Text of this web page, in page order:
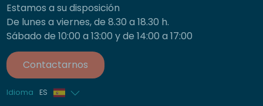
Estamos a su disposición
De lunes a viernes, de 8.30 a 18.30 h.
Sábado de 10:00 a 13:00 y de 14:00 a 17:00
Contactarnos
Idioma ES